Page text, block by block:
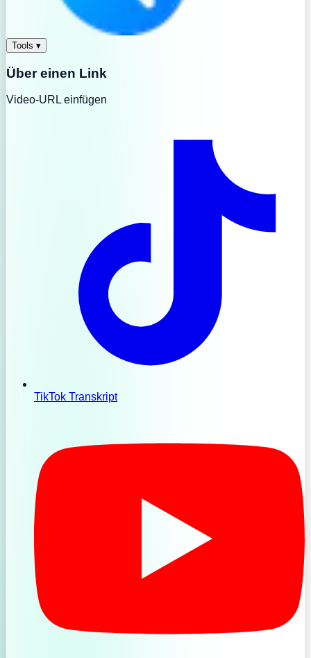
Tools ▾
Über einen Link
Video-URL einfügen
TikTok Transkript